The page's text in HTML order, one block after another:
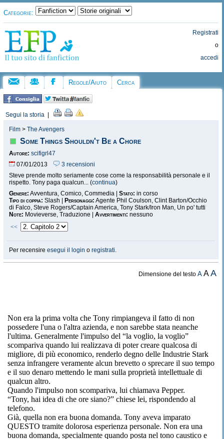
Categorie:
Registrati
o
accedi
Regole/Aiuto Cerca
Segui la storia
Film > The Avengers
Some Things Shouldn't Be a Chore
Autore: scifigrl47
07/01/2013
3 recensioni
Steve prende molto seriamente cose come la responsabilità personale e il
rispetto. Tony paga qualcun... (continua)
Genere: Avventura, Comico, Commedia | Stato: in corso
Tipo di coppia: Slash | Personaggi: Agente Phil Coulson, Clint Barton/Occhio
di Falco, Steve Rogers/Captain America, Tony Stark/Iron Man, Un po' tutti
Note: Movieverse, Traduzione | Avvertimenti: nessuno
<<
Per recensire esegui il login o registrati.
Dimensione del testoA AA
Non era la prima volta che Tony rimpiangeva il fatto di non
possedere l'una o l'altra azienda, e non sarebbe stata neanche
l'ultima. Generalmente l'impulso del “la voglio, la voglio”
scompariva quando lui realizzava di poter creare qualcosa di
migliore, di più economico, renderlo degno delle Industrie Stark
senza infrangere veramente alcun brevetto o sprecare il suo tempo
e il suo denaro mettendo le mani sulla proprietà intellettuale di
qualcun altro.
Quando l'impulso non scompariva, lui chiamava Pepper.
“Tony, hai idea di che ore siano?” chiese lei, rispondendo al
telefono.
Già, quella non era buona domanda. Tony aveva imparato
QUESTO tramite dolorosa esperienza personale. Non era una
buona domanda, specialmente quando posta nel tono caustico e